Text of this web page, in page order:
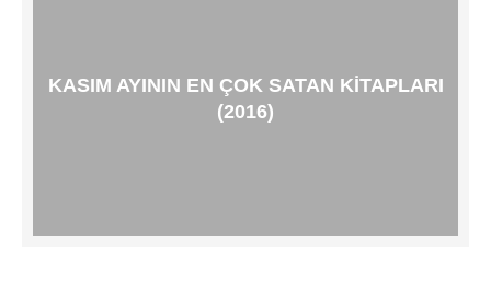
KASIM AYININ EN ÇOK SATAN KITAPLARI
(2016)